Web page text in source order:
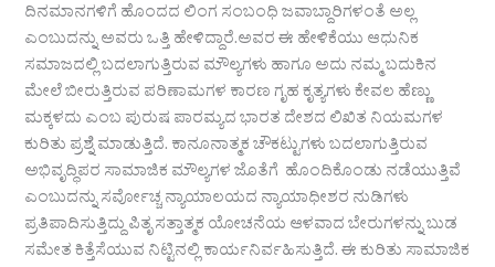
ದಿನಮಾನಗಳಿಗೆ ಹೊಂದದ ಲಿಂಗ ಸಂಬಂಧಿ ಜವಾಬ್ದಾರಿಗಳಂತೆ ಅಲ್ಲ
ಎಂಬುದನ್ನು ಅವರು ಒತ್ತಿ ಹೇಳಿದ್ದಾರೆ.ಅವರ ಈ ಹೇಳಿಕೆಯು ಆಧುನಿಕ
ಸಮಾಜದಲ್ಲಿ ಬದಲಾಗುತ್ತಿರುವ ಮೌಲ್ಯಗಳು ಹಾಗೂ ಅದು ನಮ್ಮ ಬದುಕಿನ
ಮೇಲೆ ಬೀರುತ್ತಿರುವ ಪರಿಣಾಮಗಳ ಕಾರಣ ಗೃಹ ಕೃತ್ಯಗಳು ಕೇವಲ ಹೆಣ್ಣು
ಮಕ್ಕಳದು ಎಂಬ ಪುರುಷ ಪಾರಮ್ಯದ ಭಾರತ ದೇಶದ ಲಿಖಿತ ನಿಯಮಗಳ
ಕುರಿತು ಪ್ರಶ್ನೆ ಮಾಡುತ್ತಿದೆ. ಕಾನೂನಾತ್ಮಕ ಚೌಕಟ್ಟುಗಳು ಬದಲಾಗುತ್ತಿರುವ
ಅಭಿವೃದ್ಧಿಪರ ಸಾಮಾಜಿಕ ಮೌಲ್ಯಗಳ ಜೊತೆಗೆ ಹೊಂದಿಕೊಂಡು ನಡೆಯುತ್ತಿವೆ
ಎಂಬುದನ್ನು ಸರ್ವೋಚ್ಚ ನ್ಯಾಯಾಲಯದ ನ್ಯಾಯಾಧೀಶರ ನುಡಿಗಳು
ಪ್ರತಿಪಾದಿಸುತ್ತಿದ್ದು ಪಿತೃ ಸತ್ತಾತ್ಮಕ ಯೋಚನೆಯ ಆಳವಾದ ಬೇರುಗಳನ್ನು ಬುಡ
ಸಮೇತ ಕಿತ್ತೆಸೆಯುವ ನಿಟ್ಟಿನಲ್ಲಿ ಕಾರ್ಯನಿರ್ವಹಿಸುತ್ತಿದೆ. ಈ ಕುರಿತು ಸಾಮಾಜಿಕ